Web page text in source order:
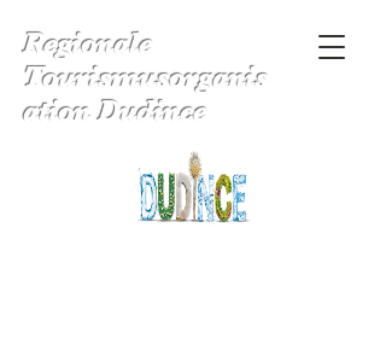
Regionale
Tourismusorganis
ation Dudince